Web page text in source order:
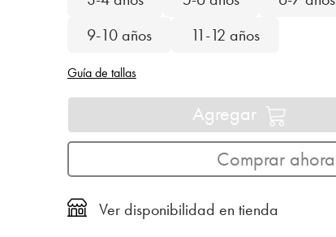
9-10 años
11-12 años
Guía de tallas
Agregar
Comprar ahora
Ver disponibilidad en tienda